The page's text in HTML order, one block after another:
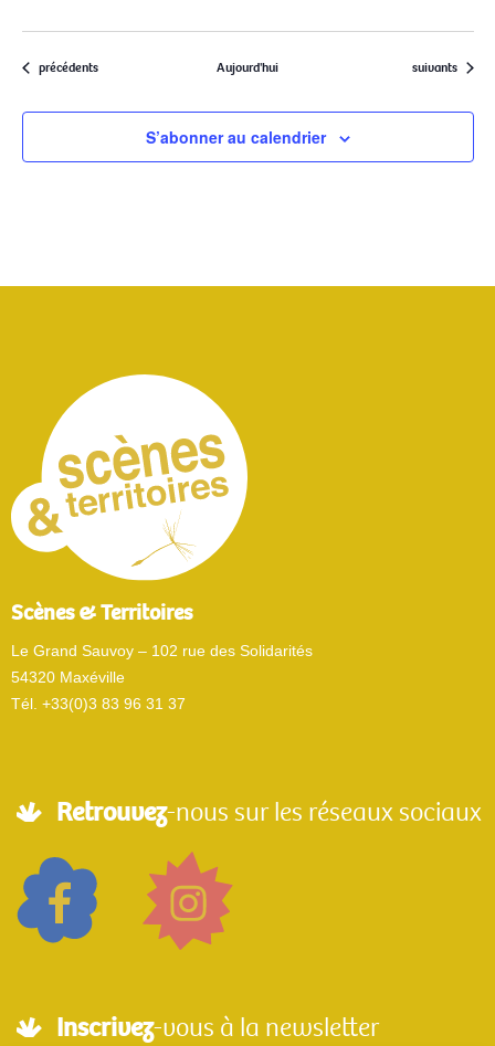
Évènements
précédents Aujourd'hui Évènements
suivants
S’abonner au calendrier
Scènes & Territoires
Le Grand Sauvoy – 102 rue des Solidarités
54320 Maxéville
Tél. +33(0)3 83 96 31 37
Retrouvez-nous sur les réseaux sociaux
Inscrivez-vous à la newsletter